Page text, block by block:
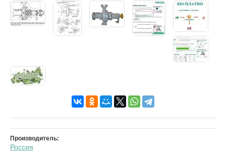
Производитель:
Россия